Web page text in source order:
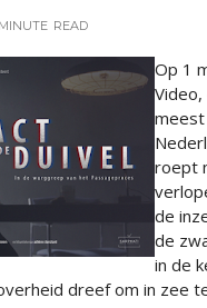
READ
Op 1
meest
roept
de
de
in de
dreef om in zee